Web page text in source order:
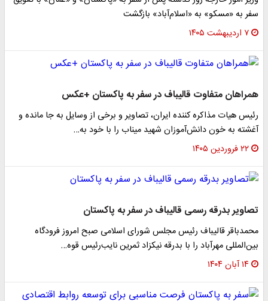
سفر به «مسکو» به «اسلام‌آباد» بازگشت
۷ اردیبهشت ۱۴۰۵
همراهان متفاوت قالیباف در سفر به پاکستان +عکس
رئیس هیات مذاکره کننده ایران، تصاویر و برخی از وسایل به جا مانده و
آغشته به خون دانش‌آموزان شهید میناب را با خود به…
۲۲ فروردین ۱۴۰۵
تصاویر بدرقه رسمی قالیباف در سفر به پاکستان
محمدباقر قالیباف رئیس مجلس شورای اسلامی صبح امروز فرودگاه
بین‌المللی مهرآباد را با بدرقه نیکزاد ثمرین نایب‌رئیس قوه…
۱۴ آبان ۱۴۰۴